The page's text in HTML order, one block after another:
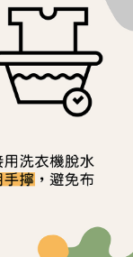
同意方可使用
本公司不負相關責
戶狀況，依本公司即
本公司將視審查結果
現惡意使用之情形，
採取法律行動。